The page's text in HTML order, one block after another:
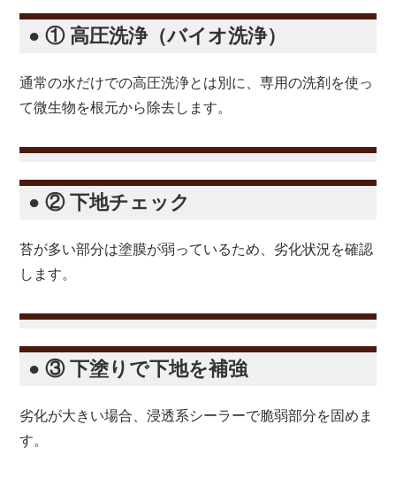
● ① 高圧洗浄（バイオ洗浄）
通常の水だけでの高圧洗浄とは別に、専用の洗剤を使っ
て微生物を根元から除去します。
● ② 下地チェック
苔が多い部分は塗膜が弱っているため、劣化状況を確認
します。
● ③ 下塗りで下地を補強
劣化が大きい場合、浸透系シーラーで脆弱部分を固めま
す。